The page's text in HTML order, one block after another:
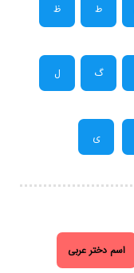
ط ظ
گ ل
ی
اسم دختر عربی